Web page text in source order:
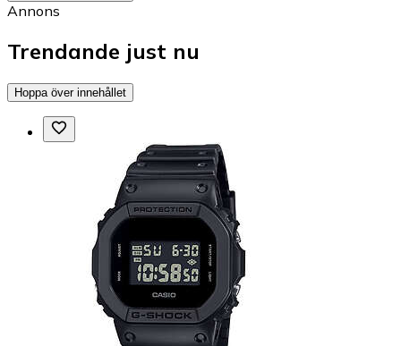
Annons
Trendande just nu
Hoppa över innehållet